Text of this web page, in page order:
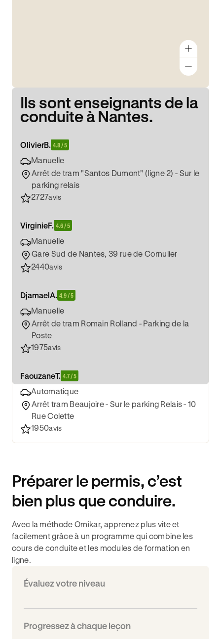
Ils sont enseignants de la
conduite à Nantes.
OlivierB. 4.8 / 5
Manuelle
Arrêt de tram "Santos Dumont" (ligne 2) - Sur le
parking relais
2727avis
VirginieF. 4.6 / 5
Manuelle
Gare Sud de Nantes, 39 rue de Cornulier
2440avis
DjamaelA. 4.9 / 5
Manuelle
Arrêt de tram Romain Rolland - Parking de la
Poste
1975avis
FaouzaneT. 4.7 / 5
Automatique
Arrêt tram Beaujoire - Sur le parking Relais - 10
Rue Colette
1950avis
Préparer le permis, c’est
bien plus que conduire.
Avec la méthode Ornikar, apprenez plus vite et
facilement grâce à un programme qui combine les
cours de conduite et les modules de formation en
ligne.
Évaluez votre niveau
Progressez à chaque leçon